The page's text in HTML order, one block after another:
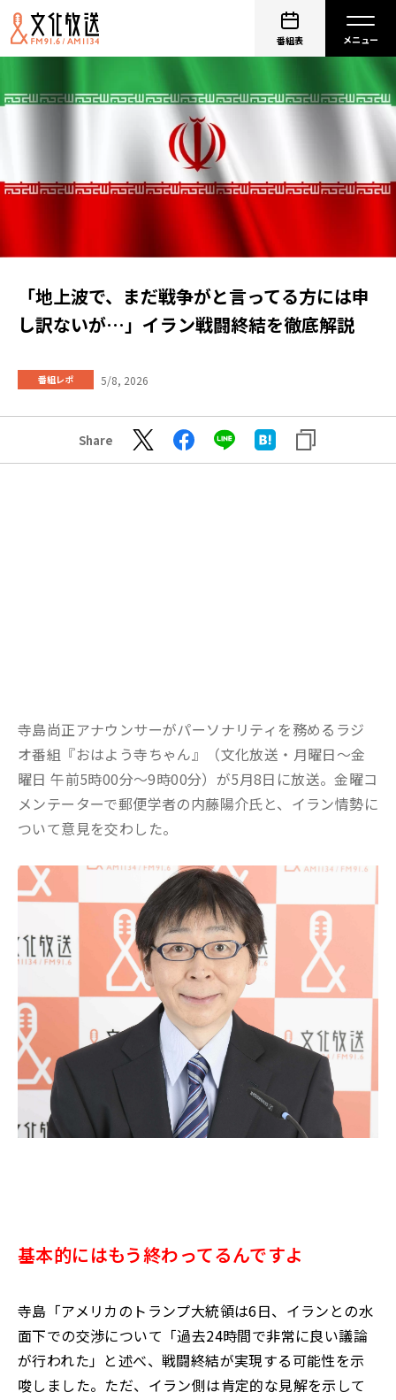
番組表
「地上波で、まだ戦争がと言ってる方には申
し訳ないが…」イラン戦闘終結を徹底解説
番組レポ 5/8, 2026
Share
寺島尚正アナウンサーがパーソナリティを務めるラジ
オ番組『おはよう寺ちゃん』（文化放送・月曜日～金
曜日 午前5時00分～9時00分）が5月8日に放送。金曜コ
メンテーターで郵便学者の内藤陽介氏と、イラン情勢に
ついて意見を交わした。
基本的にはもう終わってるんですよ
寺島「アメリカのトランプ大統領は6日、イランとの水
面下での交渉について「過去24時間で非常に良い議論
が行われた」と述べ、戦闘終結が実現する可能性を示
唆しました。ただ、イラン側は肯定的な見解を示して